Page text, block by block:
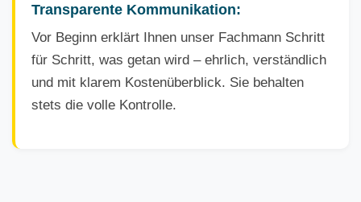
Transparente Kommunikation:
Vor Beginn erklärt Ihnen unser Fachmann Schritt
für Schritt, was getan wird – ehrlich, verständlich
und mit klarem Kostenüberblick. Sie behalten
stets die volle Kontrolle.